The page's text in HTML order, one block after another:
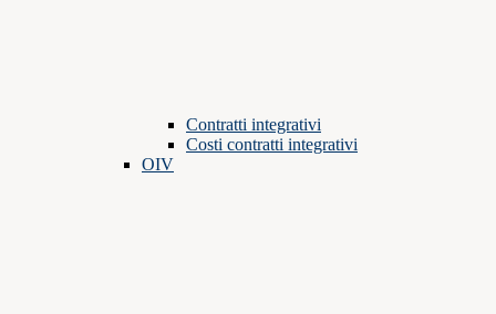
Contratti integrativi
Costi contratti integrativi
OIV